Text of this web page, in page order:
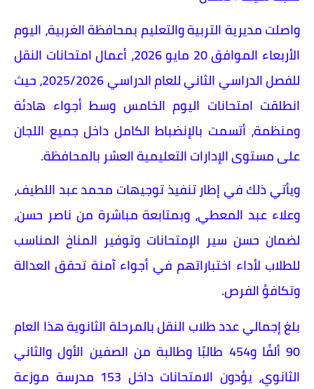
واصلت مديرية التربية والتعليم بمحافظة الغربية، اليوم
الأربعاء الموافق 20 مايو 2026، أعمال امتحانات النقل
للفصل الدراسي الثاني للعام الدراسي 2025/2026، حيث
انطلقت امتحانات اليوم الخامس وسط أجواء هادئة
ومنظمة، أتسمت بالإنضباط الكامل داخل جميع اللجان
على مستوى الإدارات التعليمية العشر بالمحافظة.
ويأتي ذلك في إطار تنفيذ توجيهات محمد عبد اللطيف،
وعلاء عبد المعطي، وبمتابعة مباشرة من ناصر حسن،
لضمان حسن سير الإمتحانات وتوفير المناخ المناسب
للطلاب لأداء اختباراتهم في أجواء آمنة تحقق العدالة
وتكافؤ الفرص.
بلغ إجمالي عدد طلاب النقل بالمرحلة الثانوية هذا العام
90 ألفًا و454 طالبًا وطالبة من الصفين الأول والثاني
الثانوي، يؤدون الامتحانات داخل 153 مدرسة موزعة